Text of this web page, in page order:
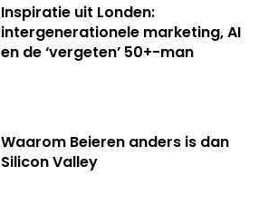
Inspiratie uit Londen:
intergenerationele marketing, AI
en de ‘vergeten’ 50+-man
Waarom Beieren anders is dan
Silicon Valley